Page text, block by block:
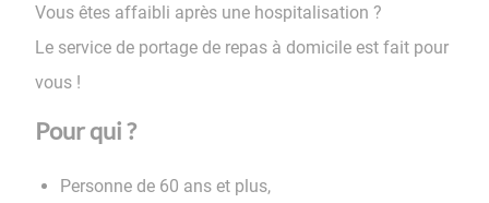
Vous êtes affaibli après une hospitalisation ?
Le service de portage de repas à domicile est fait pour
vous !
Pour qui ?
Personne de 60 ans et plus,